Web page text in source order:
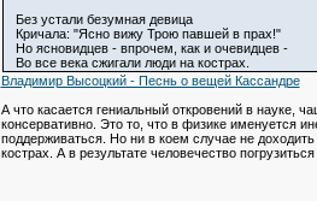
Без устали безумная девица
Кричала: "Ясно вижу Трою павшей в прах!"
Но ясновидцев - впрочем, как и очевидцев -
Во все века сжигали люди на кострах.
Владимир Высоцкий - Песнь о вещей Кассандре
А что касается гениальный откровений в науке,
консервативно. Это то, что в физике именуется
поддерживаться. Но ни в коем случае не
кострах. А в результате человечество